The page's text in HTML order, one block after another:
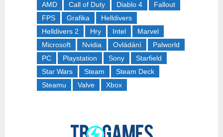
AMD Call of Duty Diablo 4
Fallout
FPS
Grafika
Helldivers
Helldivers 2
Hry Intel
Marvel
Microsoft
Nvidia Ovládání
Palworld
PC
Playstation Sony
Starfield
Star Wars
Steam
Steam Deck
Steamu
Valve Xbox